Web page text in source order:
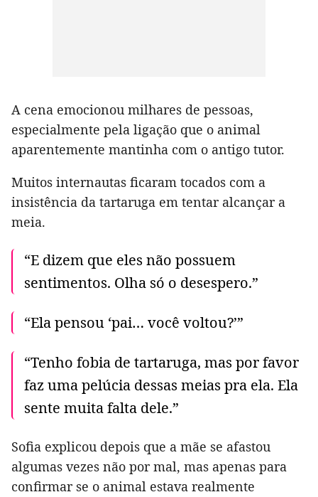
A cena emocionou milhares de pessoas,
especialmente pela ligação que o animal
aparentemente mantinha com o antigo tutor.
Muitos internautas ficaram tocados com a
insistência da tartaruga em tentar alcançar a
meia.
“E dizem que eles não possuem
sentimentos. Olha só o desespero.”
“Ela pensou ‘pai… você voltou?’”
“Tenho fobia de tartaruga, mas por favor
faz uma pelúcia dessas meias pra ela. Ela
sente muita falta dele.”
Sofia explicou depois que a mãe se afastou
algumas vezes não por mal, mas apenas para
confirmar se o animal estava realmente